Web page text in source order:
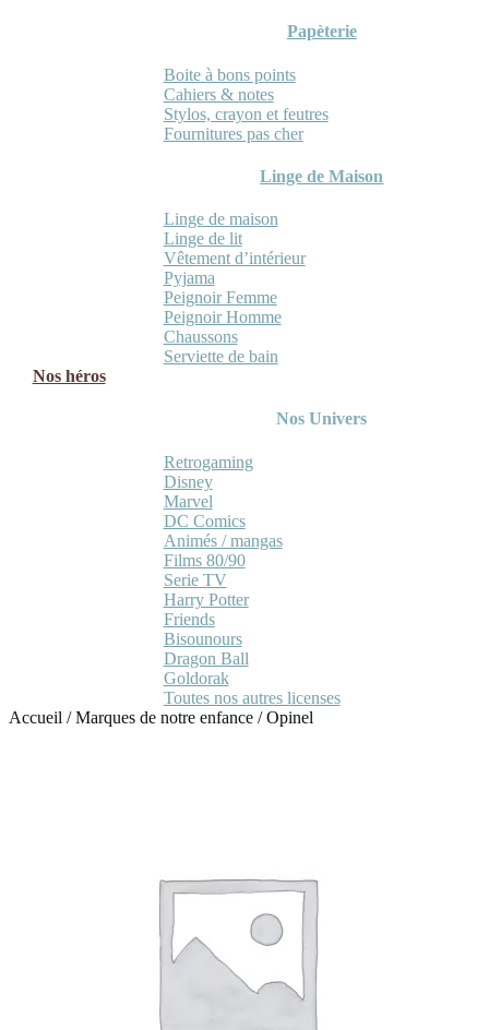
Papèterie
Boite à bons points
Cahiers & notes
Stylos, crayon et feutres
Fournitures pas cher
Linge de Maison
Linge de maison
Linge de lit
Vêtement d’intérieur
Pyjama
Peignoir Femme
Peignoir Homme
Chaussons
Serviette de bain
Nos héros
Nos Univers
Retrogaming
Disney
Marvel
DC Comics
Animés / mangas
Films 80/90
Serie TV
Harry Potter
Friends
Bisounours
Dragon Ball
Goldorak
Toutes nos autres licenses
Accueil /Marques de notre enfance /Opinel